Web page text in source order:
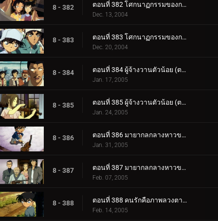
8 - 382 ตอนที่ 382 โศกนาฏกรรมของการแข่งตกปลา (ตอนแรก)
Dec. 13, 2004
8 - 383 ตอนที่ 383 โศกนาฏกรรมของการแข่งตกปลา (ตอนจบ)
Dec. 20, 2004
8 - 384 ตอนที่ 384 ผู้จ้างวานตัวน้อย (ตอนแรก)
Jan. 17, 2005
8 - 385 ตอนที่ 385 ผู้จ้างวานตัวน้อย (ตอนจบ)
Jan. 24, 2005
8 - 386 ตอนที่ 386 มายากลกลางหาวของจอมโจรคิด (ตอนพิเศษ ตอนแรก)
Jan. 31, 2005
8 - 387 ตอนที่ 387 มายากลกลางหาวของจอมโจรคิด (ตอนพิเศษ ตอนจบ)
Feb. 07, 2005
8 - 388 ตอนที่ 388 คนรักคือภาพลวงตาของฤดูใบไม้ผลิ
Feb. 14, 2005